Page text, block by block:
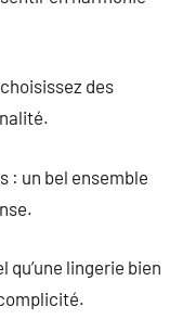
des
: un bel ensemble
qu’une lingerie bien